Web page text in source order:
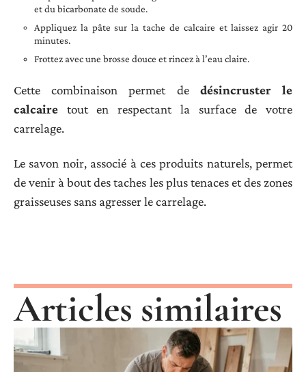
et du bicarbonate de soude.
Appliquez la pâte sur la tache de calcaire et laissez agir 20
minutes.
Frottez avec une brosse douce et rincez à l’eau claire.
Cette combinaison permet de désincruster le
calcaire tout en respectant la surface de votre
carrelage.
Le savon noir, associé à ces produits naturels, permet
de venir à bout des taches les plus tenaces et des zones
graisseuses sans agresser le carrelage.
Articles similaires